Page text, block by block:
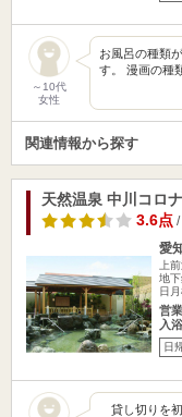
～10代
女性
お風呂の種類
す。 漫画の種
関連情報から探す
天然温泉 中川コロ
3.6点/
愛
上
地
日
営
入
日
貸し切りを初